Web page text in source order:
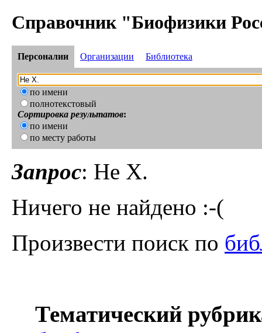
Справочник "Биофизики
Персоналии Организации Библиотека
по имени
полнотекстовый
Сортировка результатов:
по имени
по месту работы
Запрос: He X.
Ничего не найдено :-(
Произвести поиск по
Тематический